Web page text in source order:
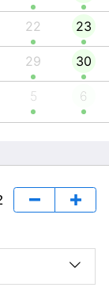
22 23
29 30
5 6